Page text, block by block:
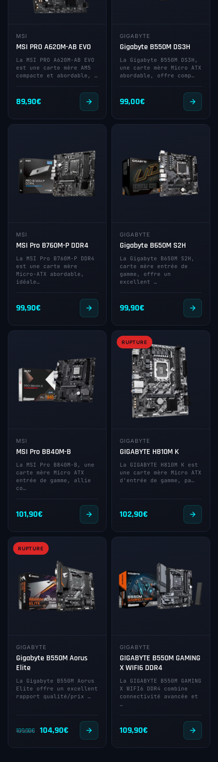
MSI
MSI PRO A620M-AB EVO
La MSI PRO A620M-AB EVO
est une carte mère AM5
compacte et abordable, …
89,90€
GIGABYTE
Gigabyte B550M DS3H
La Gigabyte B550M DS3H,
une carte mère Micro ATX
abordable, offre comp…
99,00€
MSI
MSI Pro B760M-P DDR4
La MSI Pro B760M-P DDR4
est une carte mère
Micro-ATX abordable,
idéale…
99,90€
GIGABYTE
Gigabyte B650M S2H
La Gigabyte B650M S2H,
carte mère entrée de
gamme, offre un
excellent …
99,90€
MSI
MSI Pro B840M-B
La MSI Pro B840M-B, une
carte mère Micro ATX
entrée de gamme, allie
co…
101,90€
RUPTURE
GIGABYTE
GIGABYTE H810M K
La GIGABYTE H810M K est
une carte mère Micro ATX
d'entrée de gamme, pa…
102,90€
RUPTURE
GIGABYTE
Gigabyte B550M Aorus
Elite
La Gigabyte B550M Aorus
Elite offre un excellent
rapport qualité/prix …
109,90€
Le
104,90€
GIGABYTE
GIGABYTE B550M GAMING
X WIFI6 DDR4
La GIGABYTE B550M GAMING
X WIFI6 DDR4 combine
connectivité avancée et
…
109,90€